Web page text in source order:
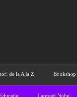
de la A la Z Bookshop
Laureaţi Nobel